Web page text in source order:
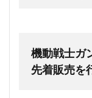
機動戦士ガ
先着販売を